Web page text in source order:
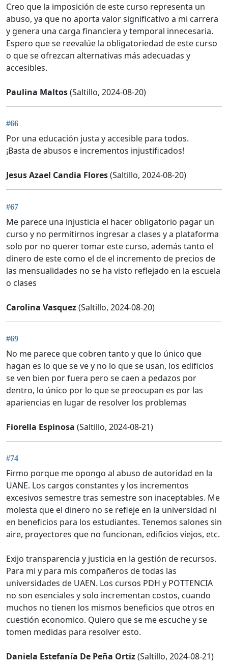
Creo que la imposición de este curso representa un
abuso, ya que no aporta valor significativo a mi carrera
y genera una carga financiera y temporal innecesaria.
Espero que se reevalúe la obligatoriedad de este curso
o que se ofrezcan alternativas más adecuadas y
accesibles.
Paulina Maltos(Saltillo, 2024-08-20)
#66
Por una educación justa y accesible para todos.
¡Basta de abusos e incrementos injustificados!
Jesus Azael Candia Flores(Saltillo, 2024-08-20)
#67
Me parece una injusticia el hacer obligatorio pagar un
curso y no permitirnos ingresar a clases y a plataforma
solo por no querer tomar este curso, además tanto el
dinero de este como el de el incremento de precios de
las mensualidades no se ha visto reflejado en la escuela
o clases
Carolina Vasquez(Saltillo, 2024-08-20)
#69
No me parece que cobren tanto y que lo único que
hagan es lo que se ve y no lo que se usan, los edificios
se ven bien por fuera pero se caen a pedazos por
dentro, lo único por lo que se preocupan es por las
apariencias en lugar de resolver los problemas
Fiorella Espinosa (Saltillo, 2024-08-21)
#74
Firmo porque me opongo al abuso de autoridad en la
UANE. Los cargos constantes y los incrementos
excesivos semestre tras semestre son inaceptables. Me
molesta que el dinero no se refleje en la universidad ni
en beneficios para los estudiantes. Tenemos salones sin
aire, proyectores que no funcionan, edificios viejos, etc.
Exijo transparencia y justicia en la gestión de recursos.
Para mi y para mis compañeros de todas las
universidades de UAEN. Los cursos PDH y POTTENCIA
no son esenciales y solo incrementan costos, cuando
muchos no tienen los mismos beneficios que otros en
cuestión economico. Quiero que se me escuche y se
tomen medidas para resolver esto.
Daniela Estefanía De Peña Ortiz(Saltillo, 2024-08-21)